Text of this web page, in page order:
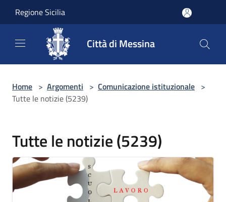
Regione Sicilia
Città di Messina
Home > Argomenti > Comunicazione istituzionale >
Tutte le notizie (5239)
Tutte le notizie (5239)